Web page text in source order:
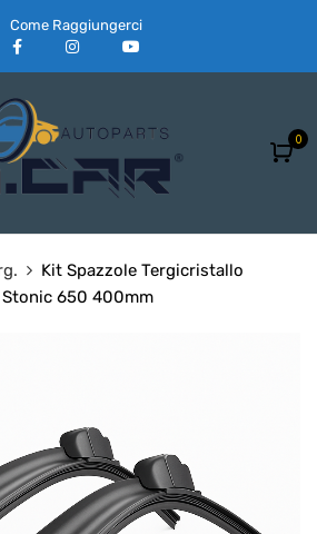
Come Raggiungerci
0
Kit Spazzole Tergicristallo
650 400mm